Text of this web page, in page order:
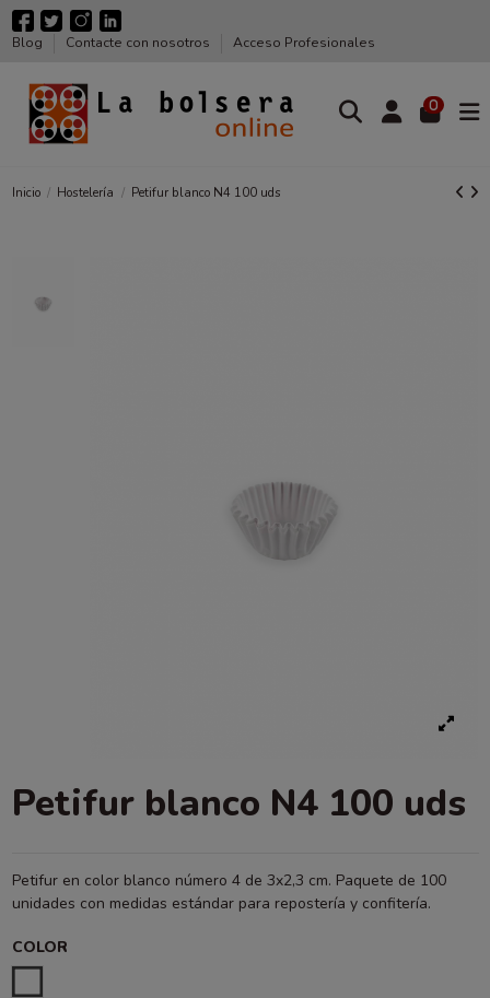
Blog Contacte con nosotros Acceso Profesionales
0
Inicio Hostelería Petifur blanco N4 100 uds
Petifur blanco N4 100 uds
Petifur en color blanco número 4 de 3x2,3 cm. Paquete de 100
unidades con medidas estándar para repostería y confitería.
COLOR